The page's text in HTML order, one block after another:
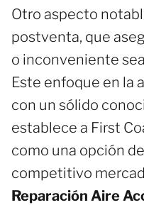
Otro aspecto
postventa, que
o inconveniente
Este enfoque en la
con un sólido
establece a First
como una opción
competitivo
Reparación Aire